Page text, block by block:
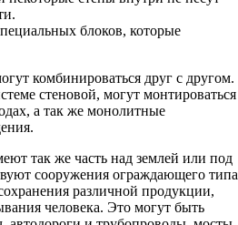
блоков, которые
комбинироваться друг с другом.
стеновой, могут монтироваться
а так же монолитные
так же часть над землей или под
сооружения ограждающего типа
различной продукции,
человека. Это могут быть